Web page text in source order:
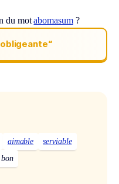
du motabomasum?
aimable
serviable
bon